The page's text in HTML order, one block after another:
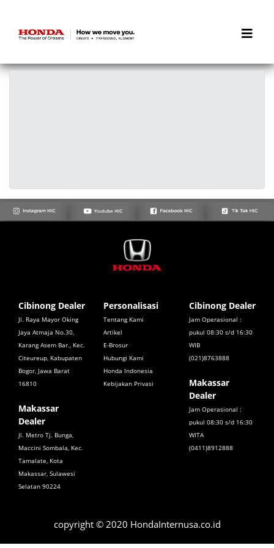
Cibinong Dealer
Jl. Raya Mayor Oking
Jaya Atmaja No.30,
Karang Asem Bar., Kec.
Citeureup, Kabupaten
Bogor, Jawa Barat
16810
Makassar
Dealer
Jl. Metro Tj. Bunga,
Maccini Sombala, Kec.
Tamalate, Kota
Makassar, Sulawesi
Selatan 90224
Personalisasi
Tentang Kami
Artikel
E-Brosur
Hubungi Kami
Honda Indonesia
Kebijakan Privasi
Cibinong Dealer
Jam Operasional :
pukul 08:30 s/d 16:30
WIB
(021)8763888
Makassar
Dealer
Jam Operasional :
pukul 08:30 s/d 16:30
WITA
(0411)8912888
copyright © 2020 HondaInternusa.co.id